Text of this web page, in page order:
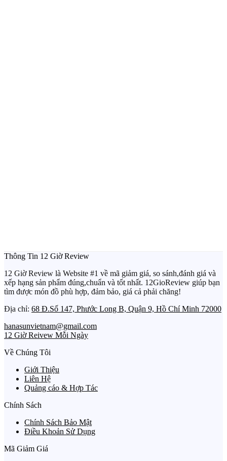
Thông Tin 12 Giờ Review
12 Giờ Review là Website #1 về mã giảm giá, so sánh,đánh giá và
xếp hạng sản phẩm đúng,chuẩn và tốt nhất. 12GioReview giúp bạn
tìm được món đồ phù hợp, đảm bảo, giá cả phải chăng!
Địa chỉ: 68 Đ.Số 147, Phước Long B, Quận 9, Hồ Chí Minh 72000
hanasunvietnam@gmail.com
12 Giờ Reivew Mỗi Ngày
Về Chúng Tôi
Giới Thiệu
Liên Hệ
Quảng cáo & Hợp Tác
Chính Sách
Chính Sách Bảo Mật
Điều Khoản Sử Dụng
Mã Giảm Giá